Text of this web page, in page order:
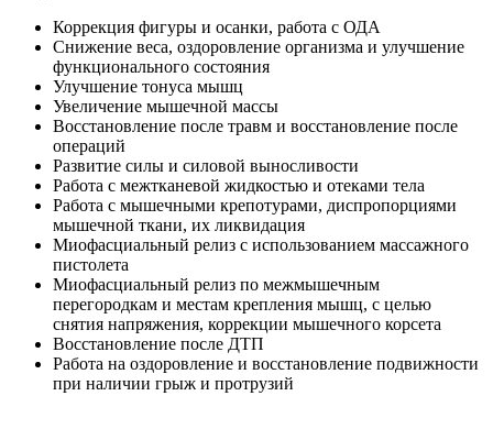
Коррекция фигуры и осанки, работа с ОДА
Снижение веса, оздоровление организма и улучшение
функционального состояния
Улучшение тонуса мышц
Увеличение мышечной массы
Восстановление после травм и восстановление после
операций
Развитие силы и силовой выносливости
Работа с межтканевой жидкостью и отеками тела
Работа с мышечными крепотурами, диспропорциями
мышечной ткани, их ликвидация
Миофасциальный релиз с использованием массажного
пистолета
Миофасциальный релиз по межмышечным
перегородкам и местам крепления мышц, с целью
снятия напряжения, коррекции мышечного корсета
Восстановление после ДТП
Работа на оздоровление и восстановление подвижности
при наличии грыж и протрузий